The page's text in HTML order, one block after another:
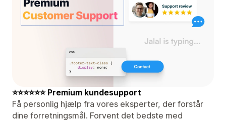
⭐⭐⭐⭐⭐⭐ Premium kundesupport
Få personlig hjælp fra vores eksperter, der forstår
dine forretningsmål. Forvent det bedste med